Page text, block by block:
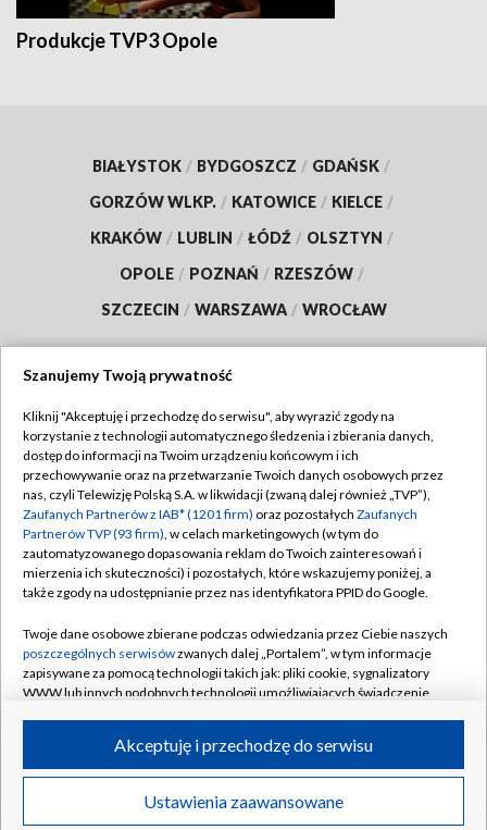
Produkcje TVP3 Opole
BIAŁYSTOK / BYDGOSZCZ / GDAŃSK /
GORZÓW WLKP. / KATOWICE / KIELCE /
KRAKÓW / LUBLIN / ŁÓDŹ / OLSZTYN /
OPOLE / POZNAŃ / RZESZÓW /
SZCZECIN / WARSZAWA / WROCŁAW
Dołącz do nas:
TVP
Abonament TVP
Emisja w TVP
Centrum informacji TVP
Naziemna Telewizja Cyfrowa
Sklep TVP
Rada Programowa
Informacje o nadawcy
Program dla prasy
Regulamin TVP
Polityka prywatności
Moje zgody
Biuro reklamy
Kontakt
Kanały
©2026 Telewizja Polska S.A. w likwidacji
Szanujemy Twoją prywatność
Kliknij "Akceptuję i przechodzę do serwisu", aby wyrazić zgody na
korzystanie z technologii automatycznego śledzenia i zbierania danych,
dostęp do informacji na Twoim urządzeniu końcowym i ich
przechowywanie oraz na przetwarzanie Twoich danych osobowych przez
nas, czyli Telewizję Polską S.A. w likwidacji (zwaną dalej również „TVP”),
Zaufanych Partnerów z IAB* (1201 firm) oraz pozostałych Zaufanych
Partnerów TVP (93 firm), w celach marketingowych (w tym do
zautomatyzowanego dopasowania reklam do Twoich zainteresowań i
mierzenia ich skuteczności) i pozostałych, które wskazujemy poniżej, a
także zgody na udostępnianie przez nas identyfikatora PPID do Google.
Twoje dane osobowe zbierane podczas odwiedzania przez Ciebie naszych
poszczególnych serwisówzwanych dalej „Portalem”, w tym informacje
zapisywane za pomocą technologii takich jak: pliki cookie, sygnalizatory
WWW lub innych podobnych technologii umożliwiających świadczenie
ruchu w Internecie.
Twoje dane osobowe zbierane podczas odwiedzania przez Ciebie
poszczególnych serwisówna Portalu, takie jak adresy IP, identyfikatory
Ustawienia zaawansowane
Akceptuję i przechodzę do serwisu